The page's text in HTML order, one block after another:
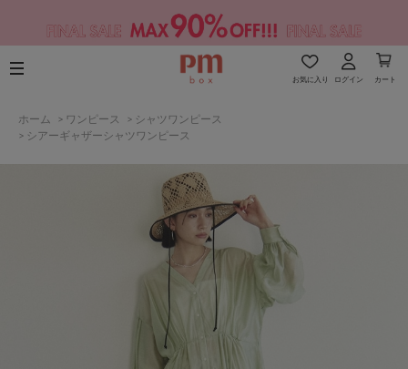
お気に入り ログイン カート
ホーム > ワンピース > シャツワンピース
> シアーギャザーシャツワンピース